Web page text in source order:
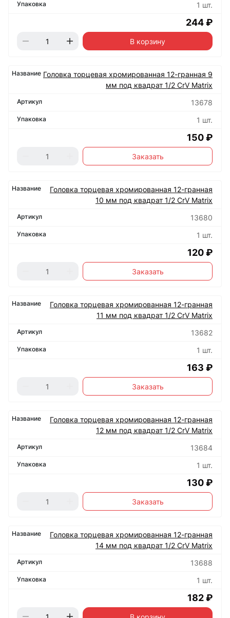
1 шт.
244 ₽
В корзину
Головка торцевая хромированная 12-гранная 9
мм под квадрат 1/2 CrV Matrix
13678
1 шт.
150 ₽
Заказать
Головка торцевая хромированная 12-гранная
10 мм под квадрат 1/2 CrV Matrix
13680
1 шт.
120 ₽
Заказать
Головка торцевая хромированная 12-гранная
11 мм под квадрат 1/2 CrV Matrix
13682
1 шт.
163 ₽
Заказать
Головка торцевая хромированная 12-гранная
12 мм под квадрат 1/2 CrV Matrix
13684
1 шт.
130 ₽
Заказать
Головка торцевая хромированная 12-гранная
14 мм под квадрат 1/2 CrV Matrix
13688
1 шт.
182 ₽